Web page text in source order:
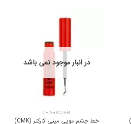
در انبار موجود نمی باشد
CHARACTER
خط چشم مویی مینی کارکتر (CMK)